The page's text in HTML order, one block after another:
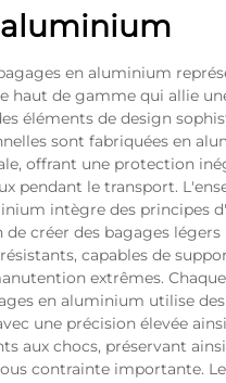
aluminium
en aluminium
haut de gamme qui allie
éléments de design
sont fabriquées en
offrant une protection
pendant le transport.
intègre des principes
de créer des bagages légers
capables de
extrêmes.
en aluminium utilise
une précision élevée
aux chocs, préservant
contrainte importante.